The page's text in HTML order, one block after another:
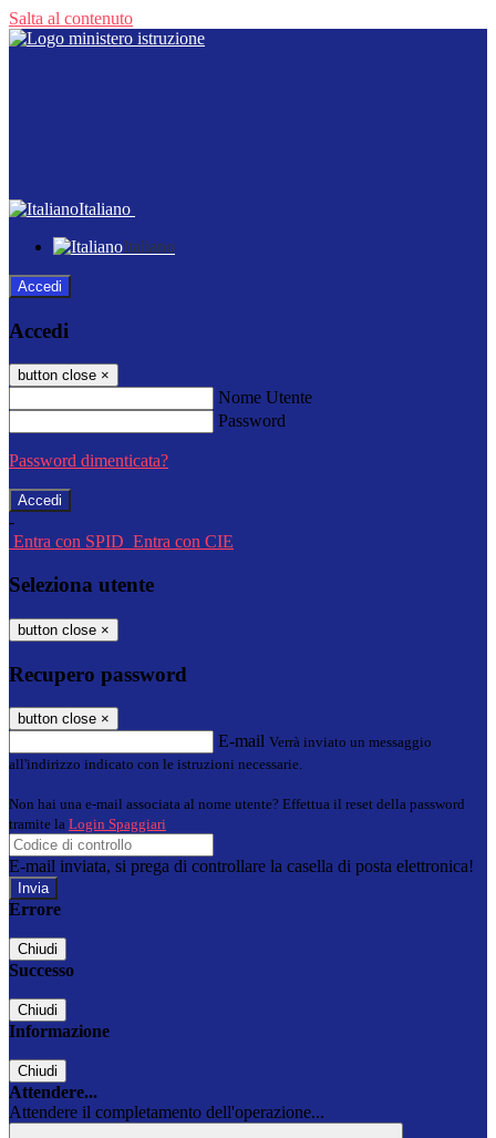
Salta al contenuto
Italiano
Italiano
Accedi
Accedi
button close ×
Nome Utente
Password
Password dimenticata?
-
Entra con SPID Entra con CIE
Seleziona utente
button close ×
Recupero password
button close ×
E-mail Verrà inviato un messaggio
all'indirizzo indicato con le istruzioni necessarie.
Non hai una e-mail associata al nome utente? Effettua il reset della password
tramite la Login Spaggiari
E-mail inviata, si prega di controllare la casella di posta elettronica!
Errore
Chiudi
Successo
Chiudi
Informazione
Chiudi
Attendere...
Attendere il completamento dell'operazione...